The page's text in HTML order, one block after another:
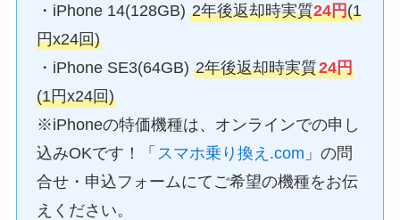
・iPhone 14(128GB)2年後返却時実質24円(1
円x24回)
・iPhone SE3(64GB)2年後返却時実質24円
(1円x24回)
※iPhoneの特価機種は、オンラインでの申し
込みOKです！「 スマホ乗り換え.com 」の問
合せ・申込フォームにてご希望の機種をお伝
えください。